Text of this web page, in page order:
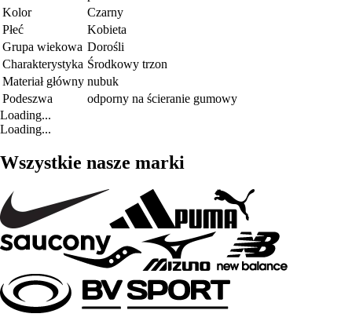
Kolor
Czarny
Płeć
Kobieta
Grupa wiekowa Dorośli
Charakterystyka Środkowy trzon
Materiał główny nubuk
Podeszwa
odporny na ścieranie gumowy
Loading...
Loading...
Wszystkie nasze marki